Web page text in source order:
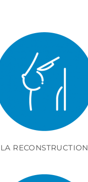
LA RECONSTRUCTION